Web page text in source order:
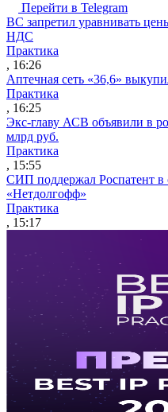
Перейти в Telegram
ВС запретил уравнивать
НДС
Практика
, 16:26
Аптечная сеть «36,6»
Практика
, 16:25
Экс-главу АСВ объявили в
млрд руб.
Практика
, 15:55
СИП поддержал Роспатент в
«Нетдолгофф»
Практика
, 15:17